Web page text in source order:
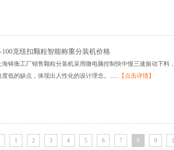
100克纽扣颗粒智能称重分装机价格
海铸衡工厂销售颗粒分装机采用微电脑控制快中慢三速振动下
度低的缺点，体现出人性化的设计理念。...... 【点击详情】
1 2 3 4 5 6 7 8 9